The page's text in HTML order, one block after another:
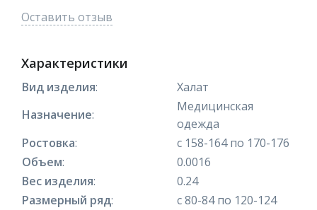
Оставить отзыв
Характеристики
Вид изделия:
Халат
Назначение:
Медицинская
одежда
Ростовка:
с 158-164 по 170-176
Объем:
0.0016
Вес изделия:
0.24
Размерный ряд:
с 80-84 по 120-124